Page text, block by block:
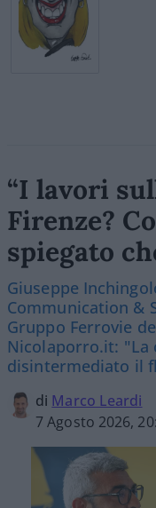
“I lavori
Firenze?
spiegato
Giuseppe
Communication &
Gruppo Ferrovie
Nicolaporro.it: "La
disintermediato il
di Marco Leardi
7 Agosto 2026,